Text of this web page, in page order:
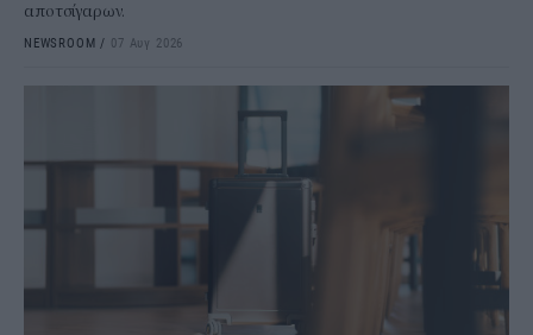
αποτσίγαρων.
NEWSROOM / 07 Αυγ 2026